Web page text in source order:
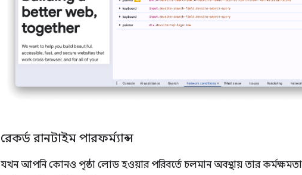
রেকর্ড রানটাইম পারফর্ম্যান্স
যখন আপনি কোনও পৃষ্ঠা লোড হওয়ার পরিবর্তে চলমান অবস্থায় তার কর্মক্ষমতা